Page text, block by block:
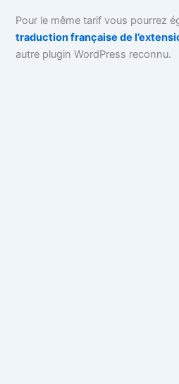
Pour le même tarif vous pourrez
traduction française de
autre plugin WordPress reconnu.